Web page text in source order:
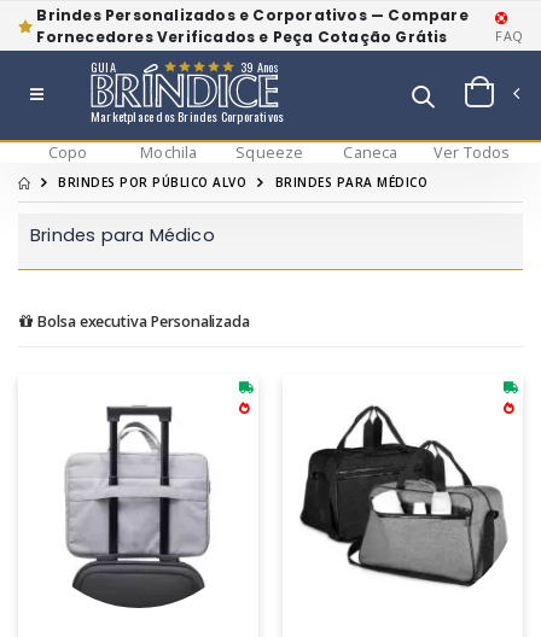
Brindes Personalizados e Corporativos — Compare
Fornecedores Verificados e Peça Cotação Grátis
FAQ
Marketplace dos Brindes Corporativos
GUIA 39 Anos
Copo Mochila Squeeze Caneca Ver Todos
BRINDES POR PÚBLICO ALVO BRINDES PARA MÉDICO
Brindes para Médico
Bolsa executiva Personalizada